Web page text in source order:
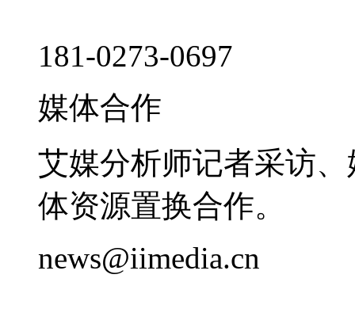
181-0273-0697
媒体合作
艾媒分析师记者采访
体资源置换合作。
news@iimedia.cn